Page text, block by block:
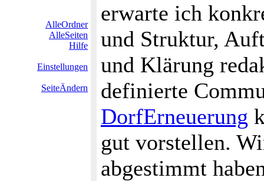
AlleOrdner
AlleSeiten
Hilfe
Einstellungen
SeiteÄndern
erwarte ich
und Struktur,
und Klärung
definierte
DorfErneuerung
gut vorstellen.
abgestimmt